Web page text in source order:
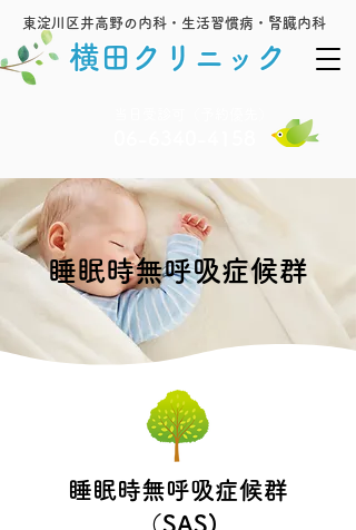
東淀川区井高野の内科・生活習慣病・腎臓内科
横田クリニック
​睡眠時無呼吸症候群
​睡眠時無呼吸症候群
（SAS)